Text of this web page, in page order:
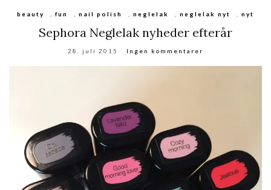
beauty , fun , nail polish , neglelak , neglelak nyt , nyt
Sephora Neglelak nyheder efterår
28. juli 2015 Ingen kommentarer